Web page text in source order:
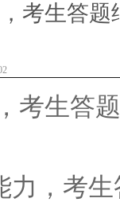
考生答
考生答
，考生